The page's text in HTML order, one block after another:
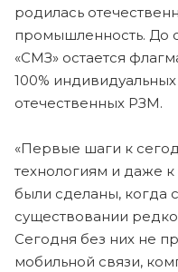
родилась
промышленность. До
«СМЗ» остается
100%
отечественных РЗМ.
«Первые шаги к
технологиям и даже к
были сделаны, когда
существовании
Сегодня без них не
мобильной связи,